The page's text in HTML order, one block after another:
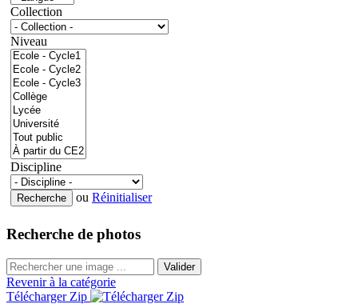
Collection
Niveau
Discipline
ou Réinitialiser
Recherche de photos
Valider
Revenir à la catégorie
Télécharger Zip